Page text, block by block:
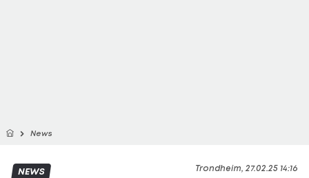
News
Trondheim, 27.02.25 14:16
NEWS